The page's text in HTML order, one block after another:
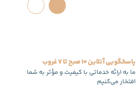
پاسخگویی آنلاین 10 صبح تا 7 غروب
ما به ارائه خدماتی با کیفیت و مؤثر به شما
افتخار می‌کنیم